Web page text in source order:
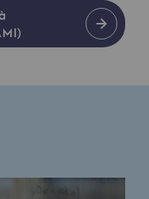
Innovation :